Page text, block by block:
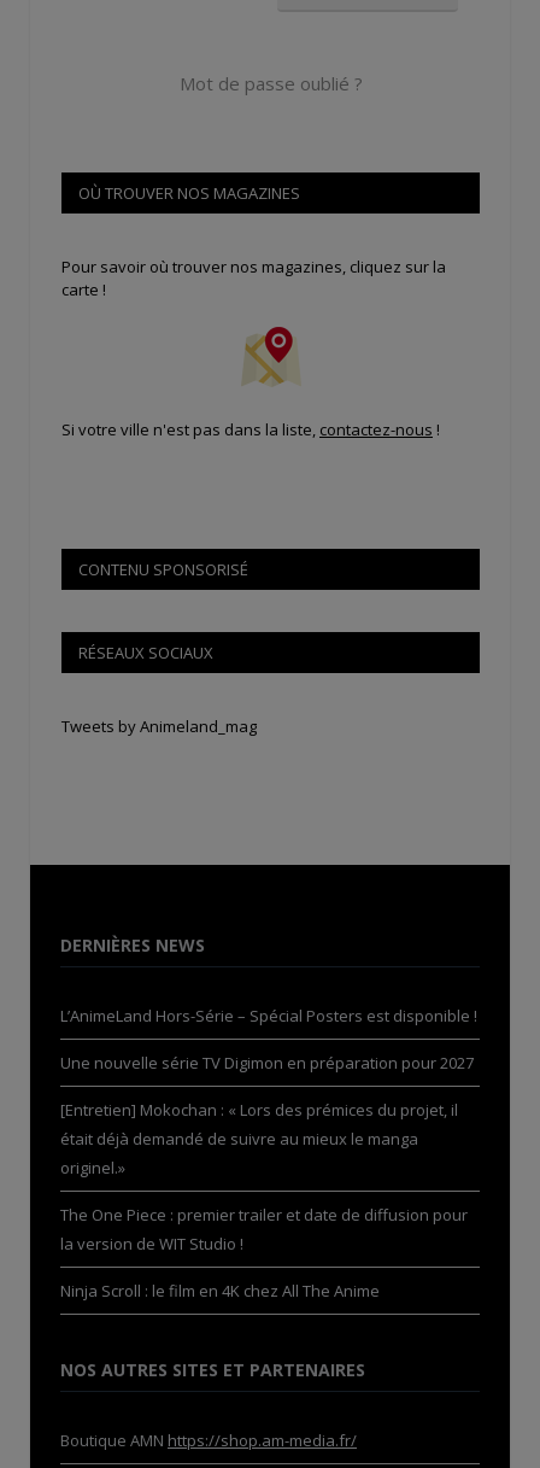
Mot de passe oublié ?
OÙ TROUVER NOS MAGAZINES
Pour savoir où trouver nos magazines, cliquez sur la
carte !
Si votre ville n'est pas dans la liste, contactez-nous !
CONTENU SPONSORISÉ
RÉSEAUX SOCIAUX
Tweets by Animeland_mag
DERNIÈRES NEWS
L’AnimeLand Hors-Série – Spécial Posters est disponible !
Une nouvelle série TV Digimon en préparation pour 2027
[Entretien] Mokochan : « Lors des prémices du projet, il
était déjà demandé de suivre au mieux le manga
originel.»
The One Piece : premier trailer et date de diffusion pour
la version de WIT Studio !
Ninja Scroll : le film en 4K chez All The Anime
NOS AUTRES SITES ET PARTENAIRES
Boutique AMN https://shop.am-media.fr/